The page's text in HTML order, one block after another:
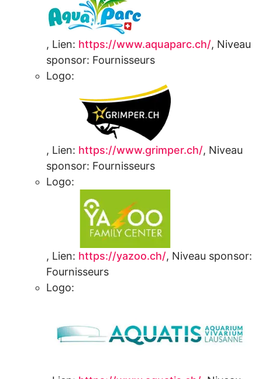
, Lien: https://www.aquaparc.ch/, Niveau
sponsor: Fournisseurs
Logo:
, Lien: https://www.grimper.ch/, Niveau
sponsor: Fournisseurs
Logo:
, Lien: https://yazoo.ch/, Niveau sponsor:
Fournisseurs
Logo: